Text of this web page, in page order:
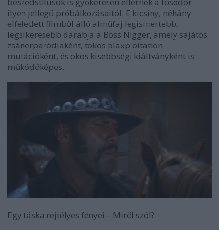
beszédstílusok is gyökeresen eltérnek a fősodor
ilyen jellegű próbálkozásaitól. E kicsiny, néhány
elfeledett filmből álló alműfaj legismertebb,
legsikeresebb darabja a Boss Nigger, amely sajátos
zsánerparódiaként, tökös blaxploitation-
mutációként, és okos kisebbségi kiáltványként is
működőképes.
Egy táska rejtélyes fényei – Miről szól?